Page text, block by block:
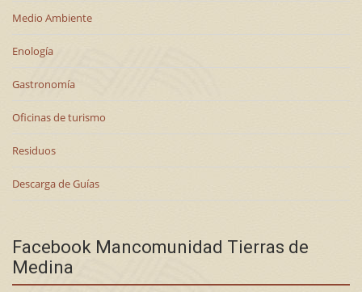
Medio Ambiente
Enología
Gastronomía
Oficinas de turismo
Residuos
Descarga de Guías
Facebook Mancomunidad Tierras de
Medina